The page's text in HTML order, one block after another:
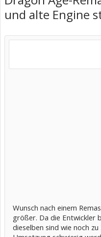
und alte Engine
Wunsch nach einem
größer. Da die Entwickler
dieselben sind wie noch